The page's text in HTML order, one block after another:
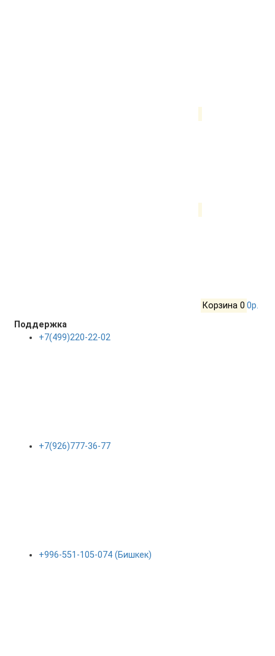
Корзина 0 0р.
Поддержка
+7(499)220-22-02
+7(926)777-36-77
+996-551-105-074 (Бишкек)